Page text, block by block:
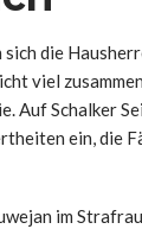
die
viel
Auf Schalker
ein, die
im